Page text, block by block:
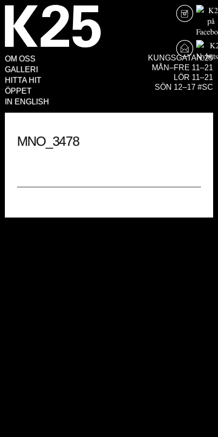
KUNGSGATAN 25
MÅN–FRE 11–21
LÖR 11–21
SÖN 12–17 #SC
OM OSS
GALLERI
HITTA HIT
ÖPPET
IN ENGLISH
MNO_3478